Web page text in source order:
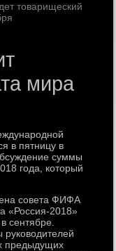
товарищеский
мира
в пятницу в
суммы
года, который
совета ФИФА
«Россия-2018»
сентябре.
предыдущих